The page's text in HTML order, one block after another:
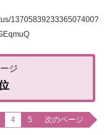
1370583923336507400?
4 5 次のページ